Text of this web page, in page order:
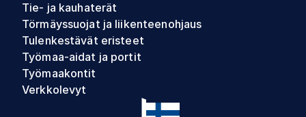
Tie- ja kauhaterät
Törmäyssuojat ja liikenteenohjaus
Tulenkestävät eristeet
Työmaa-aidat ja portit
Työmaakontit
Verkkolevyt